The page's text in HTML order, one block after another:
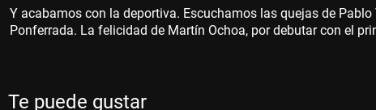
Y acabamos con la deportiva. Escuchamos las quejas de
Ponferrada. La felicidad de Martín Ochoa, por debutar con el
Te puede gustar